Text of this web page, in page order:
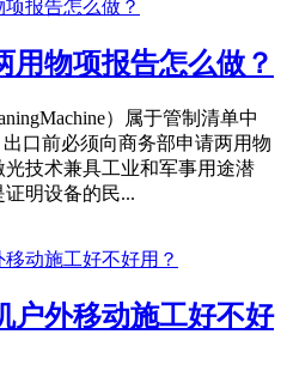
用物项报告怎么做？
）属于管制清单中
口前必须向商务部申请两用物
技术兼具工业和军事用途潜
明设备的民...
户外移动施工好不好